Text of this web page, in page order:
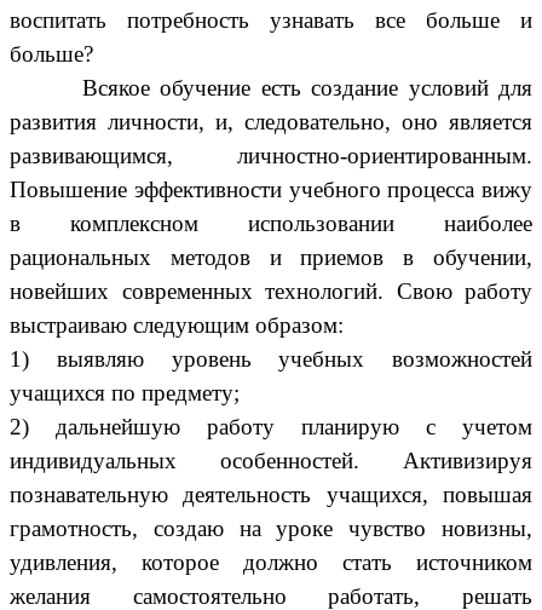
воспитать потребность узнавать все больше и
больше?
Всякое обучение есть создание условий для
развития личности, и, следовательно, оно является
развивающимся, личностно-ориентированным.
Повышение эффективности учебного процесса вижу
в комплексном использовании наиболее
рациональных методов и приемов в обучении,
новейших современных технологий. Свою работу
выстраиваю следующим образом:
1) выявляю уровень учебных возможностей
учащихся по предмету;
2) дальнейшую работу планирую с учетом
индивидуальных особенностей. Активизируя
познавательную деятельность учащихся, повышая
грамотность, создаю на уроке чувство новизны,
удивления, которое должно стать источником
желания самостоятельно работать, решать